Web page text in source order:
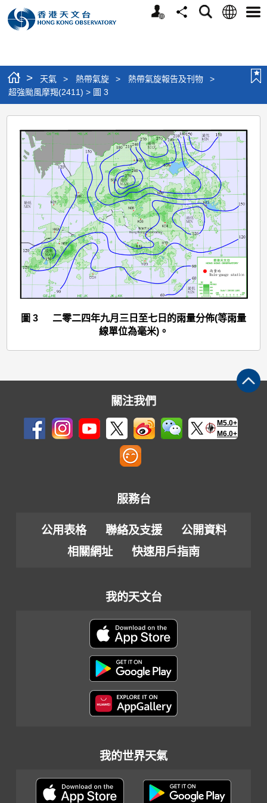
個
分
搜
語
選
> 天氣 > 熱帶氣旋 > 熱帶氣旋報告及刊物
>
超強颱風摩羯(2411) > 圖 3
超
強
颱
風
摩
羯
(2411)
圖
圖 3 二零二四年九月三日至七日的雨量分佈(等雨量
線單位為毫米)。
關注我們
M5.0+
M6.0+
服務台
公用表格 聯絡及支援
公開資料
相關網址
快速用戶指南
我的天文台
我的世界天氣